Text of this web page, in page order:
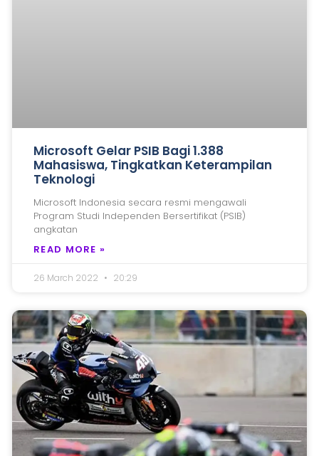
Microsoft Gelar PSIB Bagi 1.388
Mahasiswa, Tingkatkan Keterampilan
Teknologi
Microsoft Indonesia secara resmi mengawali
Program Studi Independen Bersertifikat (PSIB)
angkatan
READ MORE »
26 March 2022 20:29